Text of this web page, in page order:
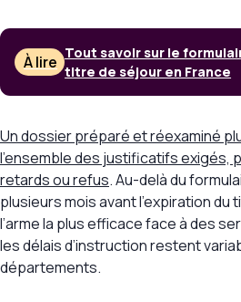
À lire Tout savoir sur le
titre de séjour en France
Un dossier préparé et réexaminé
l’ensemble des justificatifs exigés,
retards ou refus. Au-delà du
plusieurs mois avant l’expiration
l’arme la plus efficace face à des
les délais d’instruction restent
départements.